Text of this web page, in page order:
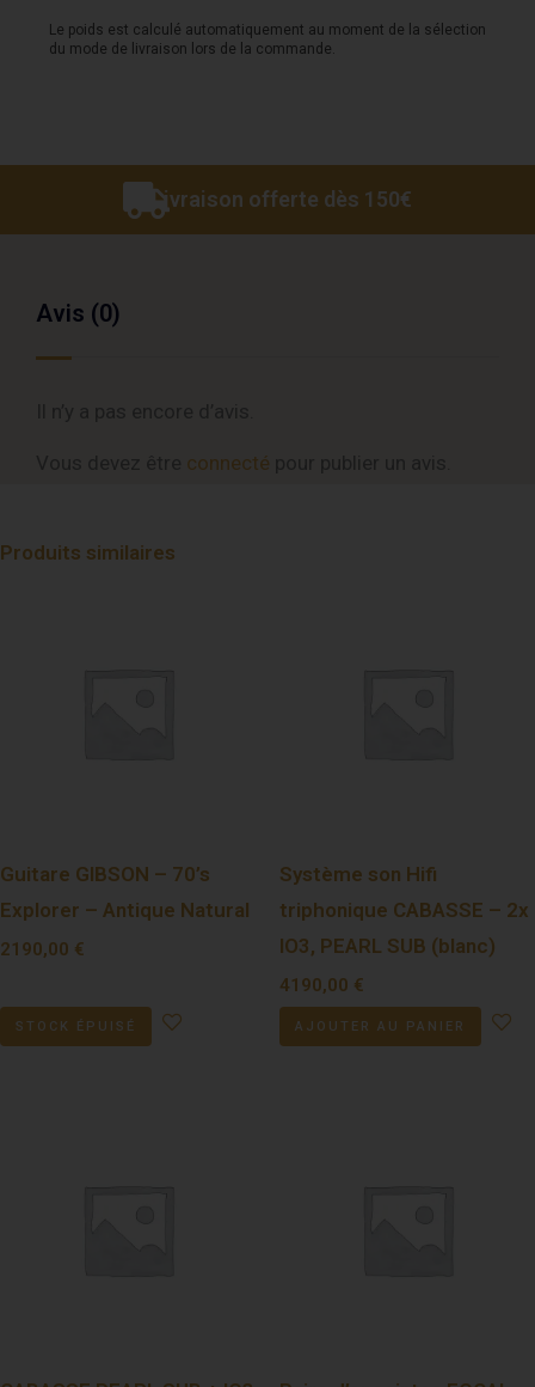
Sonetto
III
Le poids est calculé automatiquement au moment de la sélection
du mode de livraison lors de la commande.
Livraison offerte dès 150€
Avis (0)
connecté
Produits similaires
Guitare GIBSON – 70’s
Explorer – Antique Natural
2190,00 €
STOCK ÉPUISÉ
Système son Hifi
triphonique CABASSE – 2x
IO3, PEARL SUB (blanc)
4190,00 €
AJOUTER AU PANIER